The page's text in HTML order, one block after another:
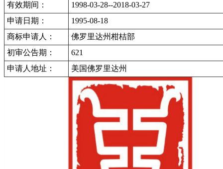
有效期间：
1998-03-28--2018-03-27
申请日期：
1995-08-18
商标申请人：
佛罗里达州柑桔部
初审公告期：
621
申请人地址：
美国佛罗里达州